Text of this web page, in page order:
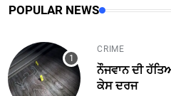
POPULAR NEWS
CRIME
ਨੌਜਵਾਨ ਦੀ
ਕੇਸ ਦਰਜ